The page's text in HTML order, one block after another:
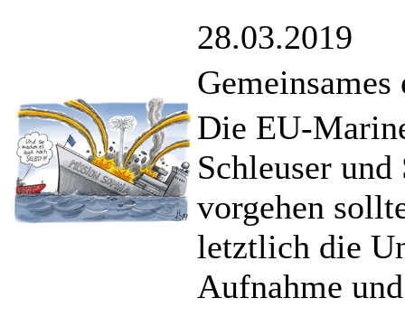
28.03.2019
Die EU-
Schleuser
vorgehen
letztlich die
Aufnahme